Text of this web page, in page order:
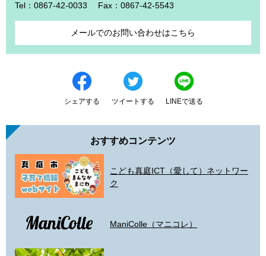
Tel：0867-42-0033
Fax：0867-42-5543
メールでのお問い合わせはこちら
シェアする ツイートする LINEで送る
おすすめコンテンツ
こども真庭ICT（愛して）ネットワー
ク
ManiColle（マニコレ）